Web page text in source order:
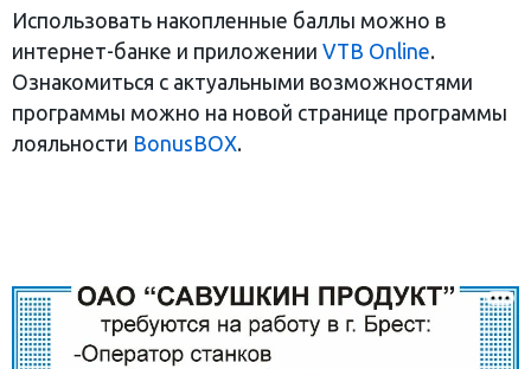
Использовать накопленные баллы можно в
интернет-банке и приложении VTB Online.
Ознакомиться с актуальными возможностями
программы можно на новой странице программы
лояльности BonusBOX.